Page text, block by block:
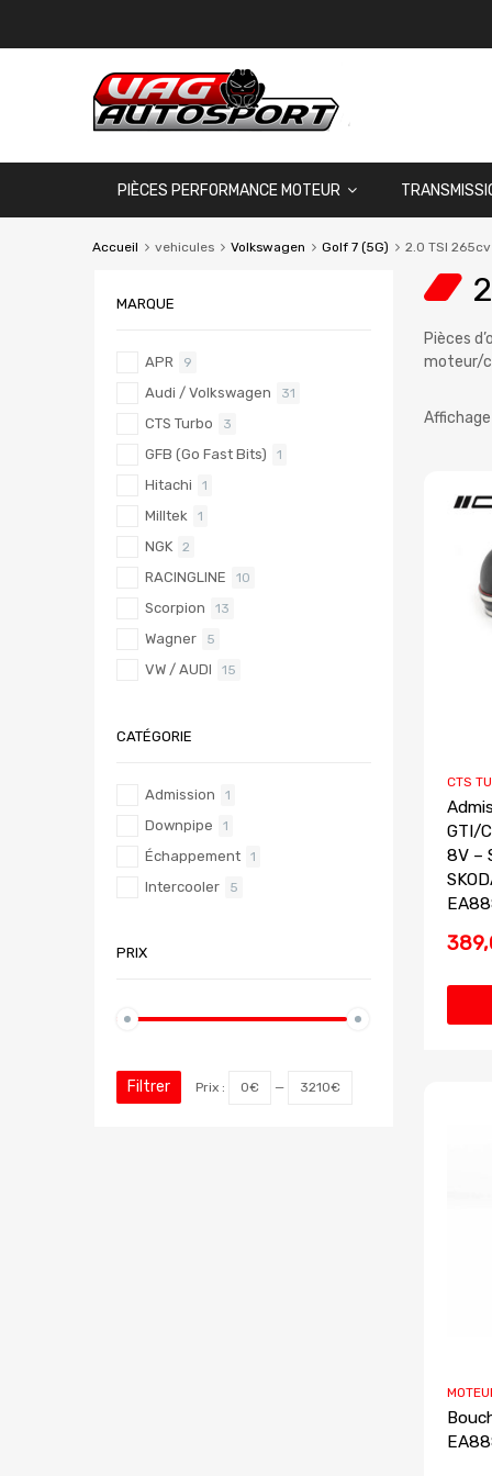
PIÈCES PERFORMANCE MOTEUR
Accueil vehicules Volkswagen Golf 7 (5G) 2.0 TSI
Pièces
moteur/
CTS
GTI/
8V –
MARQUE
APR 9
Audi / Volkswagen 31
CTS Turbo 3
GFB (Go Fast Bits) 1
Hitachi 1
Milltek 1
NGK 2
RACINGLINE 10
Scorpion 13
Wagner 5
VW / AUDI 15
CATÉGORIE
Admission 1
Downpipe 1
Échappement 1
Intercooler 5
PRIX
Filtrer Prix : 0€ — 3210€